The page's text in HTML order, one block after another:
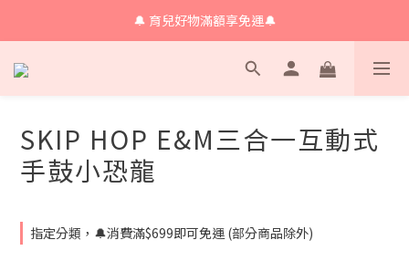
🔔 育兒好物滿額享免運🔔
🔔 育兒好物滿額享免運🔔
🔔會員限定！購物金立即領+消費再回饋 💰
SKIP HOP E&M三合一互動式
手鼓小恐龍
指定分類，🔔消費滿$699即可免運 (部分商品除外)